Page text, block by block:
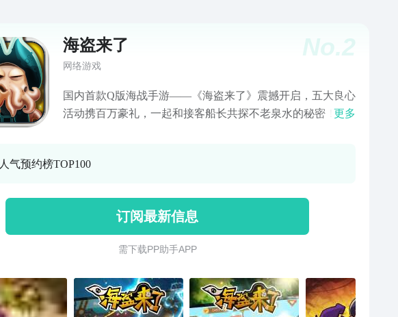
No.2
海盗来了
网络游戏
国内首款Q版海战手游——《海盗来了》震撼开启，五大良心
活动携百万豪礼，一起和接客船长共探不老泉水的秘密！
家扮演一位爱好冒险的船长，为寻找不老泉水，在广阔的加
更多
人气预约榜TOP100
订阅最新信息
需 下 载 P P 助 手 A P P